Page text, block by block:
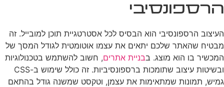
הרספונסיבי
העיצוב הרספונסיבי הוא הבסיס לכל אסטרטגיית תוכן למובייל. זה
מבטיח שהאתר שלכם יתאים את עצמו אוטומטית לגודל המסך של
המכשיר בו הוא מוצג. בבניית אתרים, חשוב להשתמש בטכנולוגיות
ובשיטות עיצוב שתומכות ברספונסיביות. זה כולל שימוש ב-CSS
גמיש, תמונות שמתאימות את עצמן, וטקסט שמשנה גודל בהתאם